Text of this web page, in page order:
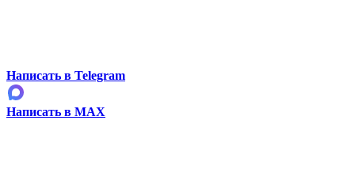
Написать в Telegram
Написать в MAX